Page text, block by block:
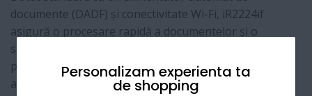
Personalizam experienta ta
de shopping
documente (DADF) și conectivitate Wi-Fi, iR2224if
asigură o procesare rapidă a documentelor și o
securitate sporită a datelor, fiind o soluție de încredere
pentru productivitatea zilnică la un cost de exploatare
avantajos.